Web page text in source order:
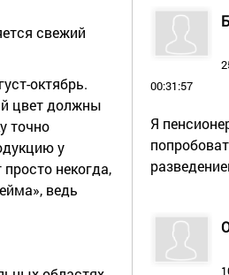
свежий
октябрь.
цвет должны
точно
у
некогда,
ведь
00:31:57
Я